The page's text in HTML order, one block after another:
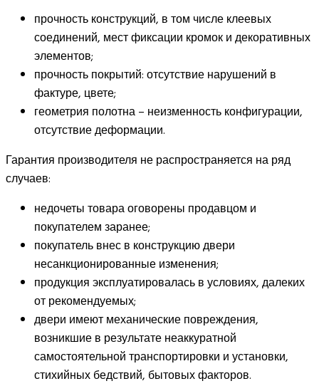
прочность конструкций, в том числе клеевых
соединений, мест фиксации кромок и декоративных
элементов;
прочность покрытий: отсутствие нарушений в
фактуре, цвете;
геометрия полотна – неизменность конфигурации,
отсутствие деформации.
Гарантия производителя не распространяется на ряд
случаев:
недочеты товара оговорены продавцом и
покупателем заранее;
покупатель внес в конструкцию двери
несанкционированные изменения;
продукция эксплуатировалась в условиях, далеких
от рекомендуемых;
двери имеют механические повреждения,
возникшие в результате неаккуратной
самостоятельной транспортировки и установки,
стихийных бедствий, бытовых факторов.